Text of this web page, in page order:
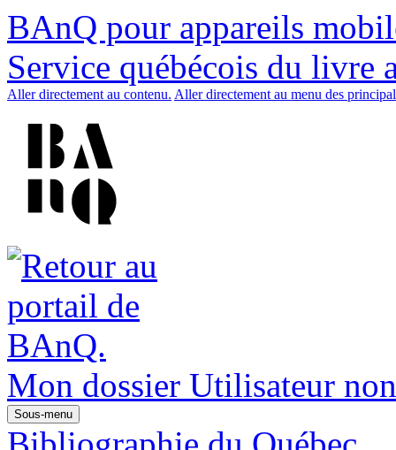
BAnQ pour appareils
Service québécois du livre
Aller directement au contenu. Aller directement au menu des
Mon dossier Utilisateur
Sous-menu